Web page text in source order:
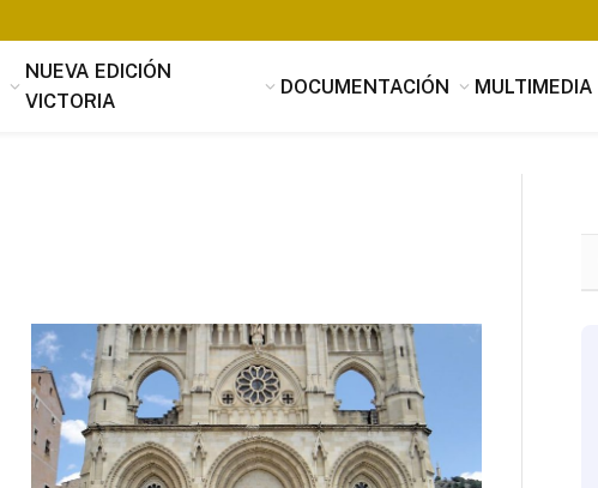
NUEVA EDICIÓN
VICTORIA
DOCUMENTACIÓN MULTIMEDIA
Tomás Luis de Victoria
Si alguien buscara utilidad, nada es más
útil que la música, que penetrando con
suavidad en los corazones a través del